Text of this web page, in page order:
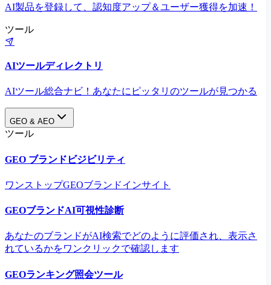
AI製品を登録して、認知度アップ＆ユーザー獲得を加速！
ツール
AIツールディレクトリ
AIツール総合ナビ！あなたにピッタリのツールが見つかる
GEO & AEO
ツール
GEO ブランドビジビリティ
ワンストップGEOブランドインサイト
GEOブランドAI可視性診断
あなたのブランドがAI検索でどのように評価され、表示さ
れているかをワンクリックで確認します
GEOランキング照会ツール